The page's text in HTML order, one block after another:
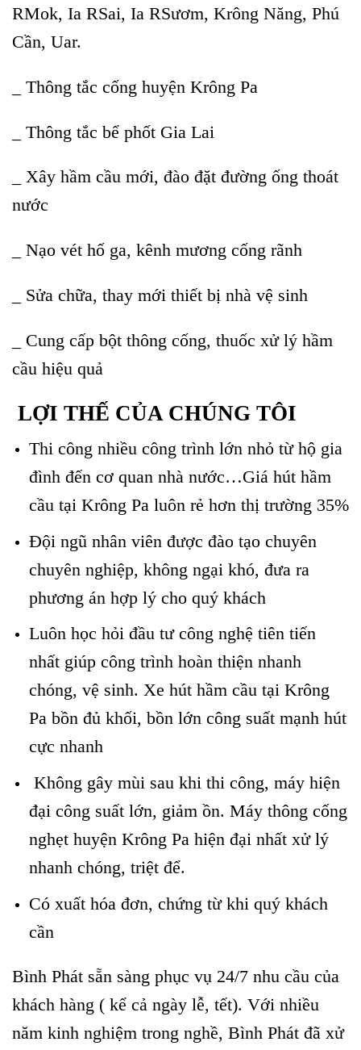
RMok, Ia RSai, Ia RSươm, Krông Năng, Phú
Cần, Uar.
_ Thông tắc cống huyện Krông Pa
_ Thông tắc bể phốt Gia Lai
_ Xây hầm cầu mới, đào đặt đường ống thoát
nước
_ Nạo vét hố ga, kênh mương cống rãnh
_ Sửa chữa, thay mới thiết bị nhà vệ sinh
_ Cung cấp bột thông cống, thuốc xử lý hầm
cầu hiệu quả
LỢI THẾ CỦA CHÚNG TÔI
Thi công nhiều công trình lớn nhỏ từ hộ gia
đình đến cơ quan nhà nước…Giá hút hầm
cầu tại Krông Pa luôn rẻ hơn thị trường 35%
Đội ngũ nhân viên được đào tạo chuyên
chuyên nghiệp, không ngại khó, đưa ra
phương án hợp lý cho quý khách
Luôn học hỏi đầu tư công nghệ tiên tiến
nhất giúp công trình hoàn thiện nhanh
chóng, vệ sinh. Xe hút hầm cầu tại Krông
Pa bồn đủ khối, bồn lớn công suất mạnh hút
cực nhanh
Không gây mùi sau khi thi công, máy hiện
đại công suất lớn, giảm ồn. Máy thông cống
nghẹt huyện Krông Pa hiện đại nhất xử lý
nhanh chóng, triệt để.
Có xuất hóa đơn, chứng từ khi quý khách
cần
Bình Phát sẵn sàng phục vụ 24/7 nhu cầu của
khách hàng ( kể cả ngày lễ, tết). Với nhiều
năm kinh nghiệm trong nghề, Bình Phát đã xử